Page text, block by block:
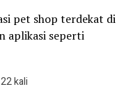
pet shop terdekat di
aplikasi seperti
kali